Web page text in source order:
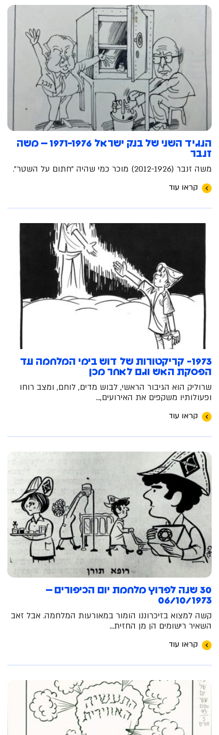
הנגיד השני של בנק ישראל 1971-1976 – משה
זנבר
משה זנבר (2012-1926) מוכר כמי שהיה "חתום על השטר".
קראו עוד
1973- קריקטורות של דוש בימי המלחמה עד
הפסקת האש וגם לאחר מכן
שרוליק הוא הגיבור הראשי, לבוש מדים, לוחם, ומצב רוחו
ופעולותיו משקפים את האירועים,...
קראו עוד
30 שנה לפרוץ מלחמת יום הכיפורים –
06/10/1973
קשה למצוא בזיכרוננו הומור במאורעות המלחמה. אבל זאב
השאיר רישומים הן מן החזית...
קראו עוד